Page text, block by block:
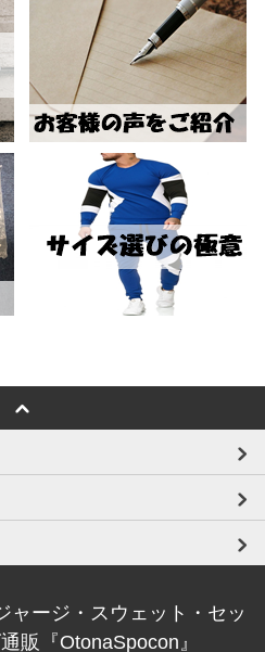
ャージ・スウェット・セッ
販『OtonaSpocon』